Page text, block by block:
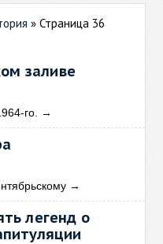
» Страница 36
заливе
го. →
→
легенд о